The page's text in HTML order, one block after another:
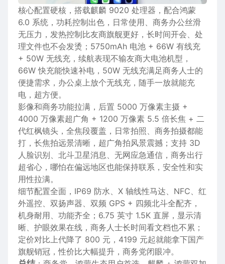
核心配置硬核，搭载麒麟 9020 处理器，配合鸿蒙
6.0 系统， 功耗控制出色，日常使用、商务办公丝滑
无压力，发热控制比友商旗舰更好，长时间开会 、处
理文件也不会发烫；5750mAh 电池 + 66W 有线充
+ 50W 无线充，续航表现不输友商大电池机型，
66W 快充能快速补电，50W 无线充满足商务 人士的
便捷需求，办公桌上放个无线充，随手一放就能充
电，超方便。
影像和商务功能拉满，后置 5000 万像素主摄 +
4000 万像素超广角 + 1200 万像素 5.5 倍长焦 + 二
代红枫镜头 ，全焦段覆盖，日常拍照、商务拍摄都能
打，长焦拍远景清晰，超广角拍风景震撼； 支持 3D
人脸识别、 北斗卫星消息 、无网应急通信 ，商务出行
超省心，哪怕在偏远地区也能保持联系， 安全性和实
用性拉满。
细节配置全面，IP69 防水、X 轴线性马达、NFC、红
外遥控、双扬声器、双频 GPS + 四频北斗全配齐，
机身耐用、功能齐全；6.75 英寸 1.5K 直屏，显示清
晰、护眼效果在线，商务人士长时间看文档也不累；
定价对比上代降了 800 元，4199 元起就能拿下国产
旗舰销冠，性价比大幅提升，商务党闭眼冲。